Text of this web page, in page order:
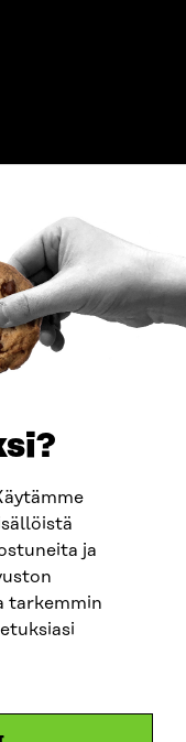
ja
tarkemmin